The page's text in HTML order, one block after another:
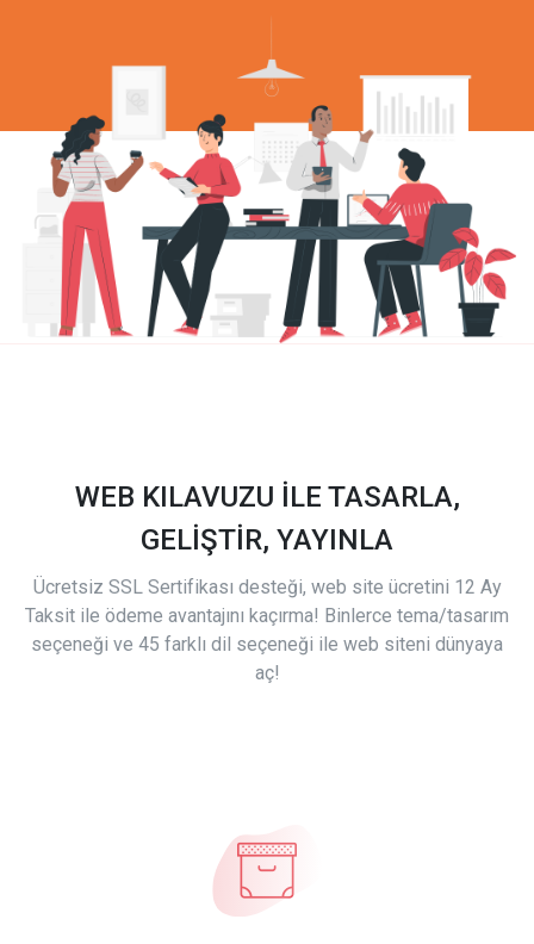
WEB KILAVUZU İLE TASARLA,
GELİŞTİR, YAYINLA
Ücretsiz SSL Sertifikası desteği, web site ücretini 12 Ay
Taksit ile ödeme avantajını kaçırma! Binlerce tema/tasarım
seçeneği ve 45 farklı dil seçeneği ile web siteni dünyaya
aç!